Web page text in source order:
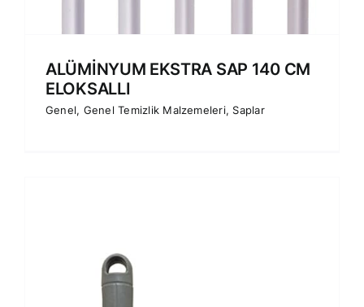
ALÜMİNYUM EKSTRA SAP 140 CM
ELOKSALLI
Genel, Genel Temizlik Malzemeleri, Saplar